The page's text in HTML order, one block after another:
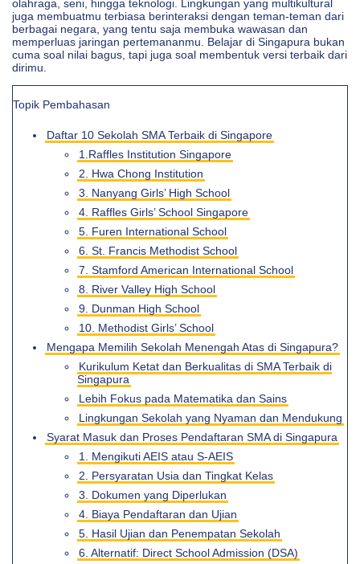
olahraga, seni, hingga teknologi. Lingkungan yang multikultural
juga membuatmu terbiasa berinteraksi dengan teman-teman dari
berbagai negara, yang tentu saja membuka wawasan dan
memperluas jaringan pertemananmu. Belajar di Singapura bukan
cuma soal nilai bagus, tapi juga soal membentuk versi terbaik dari
dirimu.
Topik Pembahasan
Daftar 10 Sekolah SMA Terbaik di Singapore
1.Raffles Institution Singapore
2. Hwa Chong Institution
3. Nanyang Girls’ High School
4. Raffles Girls’ School Singapore
5. Furen International School
6. St. Francis Methodist School
7. Stamford American International School
8. River Valley High School
9. Dunman High School
10. Methodist Girls’ School
Mengapa Memilih Sekolah Menengah Atas di Singapura?
Kurikulum Ketat dan Berkualitas di SMA Terbaik di
Singapura
Lebih Fokus pada Matematika dan Sains
Lingkungan Sekolah yang Nyaman dan Mendukung
Syarat Masuk dan Proses Pendaftaran SMA di Singapura
1. Mengikuti AEIS atau S-AEIS
2. Persyaratan Usia dan Tingkat Kelas
3. Dokumen yang Diperlukan
4. Biaya Pendaftaran dan Ujian
5. Hasil Ujian dan Penempatan Sekolah
6. Alternatif: Direct School Admission (DSA)